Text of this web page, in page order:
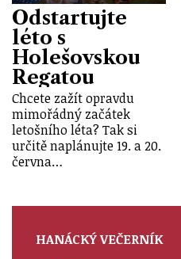
Odstartujte
léto s
Holešovskou
Regatou
Chcete zažít opravdu
mimořádný začátek
letošního léta? Tak si
určitě naplánujte 19. a 20.
června…
HANÁCKÝ VEČERNÍK